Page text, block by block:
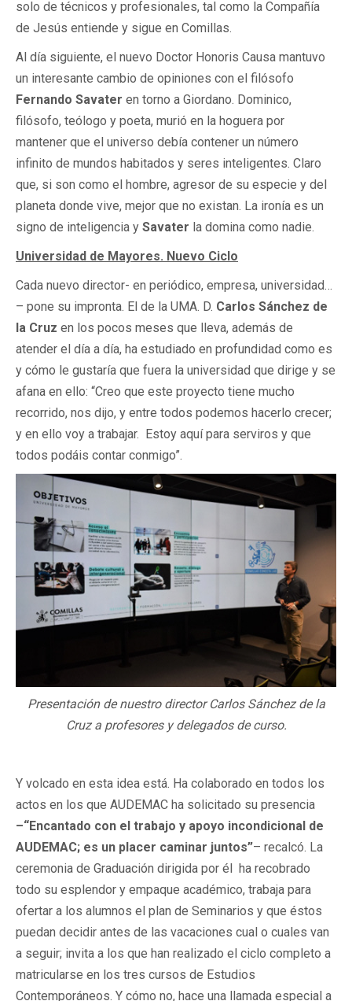
solo de técnicos y profesionales, tal como la Compañía
de Jesús entiende y sigue en Comillas.
Al día siguiente, el nuevo Doctor Honoris Causa mantuvo
un interesante cambio de opiniones con el filósofo
Fernando Savater en torno a Giordano. Dominico,
filósofo, teólogo y poeta, murió en la hoguera por
mantener que el universo debía contener un número
infinito de mundos habitados y seres inteligentes. Claro
que, si son como el hombre, agresor de su especie y del
planeta donde vive, mejor que no existan. La ironía es un
signo de inteligencia y Savater la domina como nadie.
Universidad de Mayores. Nuevo Ciclo
Cada nuevo director- en periódico, empresa, universidad…
– pone su impronta. El de la UMA. D. Carlos Sánchez de
la Cruz en los pocos meses que lleva, además de
atender el día a día, ha estudiado en profundidad como es
y cómo le gustaría que fuera la universidad que dirige y se
afana en ello: “Creo que este proyecto tiene mucho
recorrido, nos dijo, y entre todos podemos hacerlo crecer;
y en ello voy a trabajar. Estoy aquí para serviros y que
todos podáis contar conmigo”.
Presentación de nuestro director Carlos Sánchez de la
Cruz a profesores y delegados de curso.
Y volcado en esta idea está. Ha colaborado en todos los
actos en los que AUDEMAC ha solicitado su presencia
–“Encantado con el trabajo y apoyo incondicional de
AUDEMAC; es un placer caminar juntos”– recalcó. La
ceremonia de Graduación dirigida por él ha recobrado
todo su esplendor y empaque académico, trabaja para
ofertar a los alumnos el plan de Seminarios y que éstos
puedan decidir antes de las vacaciones cual o cuales van
a seguir; invita a los que han realizado el ciclo completo a
matricularse en los tres cursos de Estudios
Contemporáneos. Y cómo no, hace una llamada especial a